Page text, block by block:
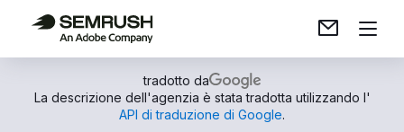
tradotto da
La descrizione dell'agenzia è stata tradotta utilizzando l'
API di traduzione di Google.